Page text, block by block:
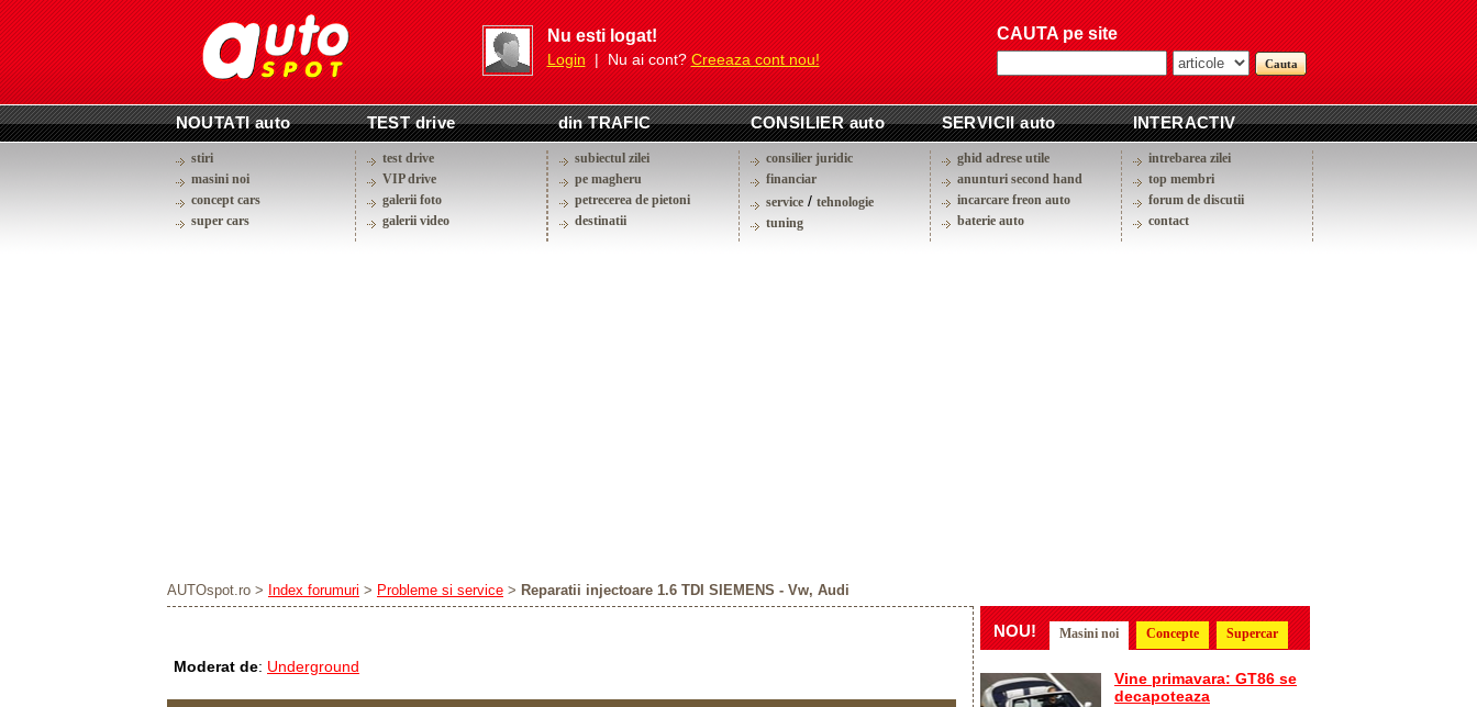
Nu esti logat!
Login| Nu ai cont?Creeaza cont nou!
CAUTA pe site
NOUTATI auto TEST drive din TRAFIC CONSILIER auto SERVICII auto INTERACTIV
stiri
masini noi
concept cars
super cars
test drive
VIP drive
galerii foto
galerii video
subiectul zilei
pe magheru
petrecerea de pietoni
destinatii
consilier juridic
financiar
service/ tehnologie
tuning
ghid adrese utile
anunturi second hand
incarcare freon auto
baterie auto
intrebarea zilei
top membri
forum de discutii
contact
AUTOspot.ro > Index forumuri > Probleme si service > Reparatii injectoare 1.6 TDI SIEMENS - Vw, Audi
Moderat de: Underground
NOU! Masini noi Concepte Supercar
Vine primavara: GT86 se
decapoteaza